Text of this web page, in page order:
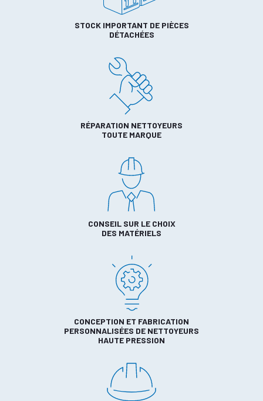
STOCK IMPORTANT DE PIÈCES
DÉTACHÉES
RÉPARATION NETTOYEURS
TOUTE MARQUE
CONSEIL SUR LE CHOIX
DES MATÉRIELS
CONCEPTION ET FABRICATION
PERSONNALISÉES DE NETTOYEURS
HAUTE PRESSION